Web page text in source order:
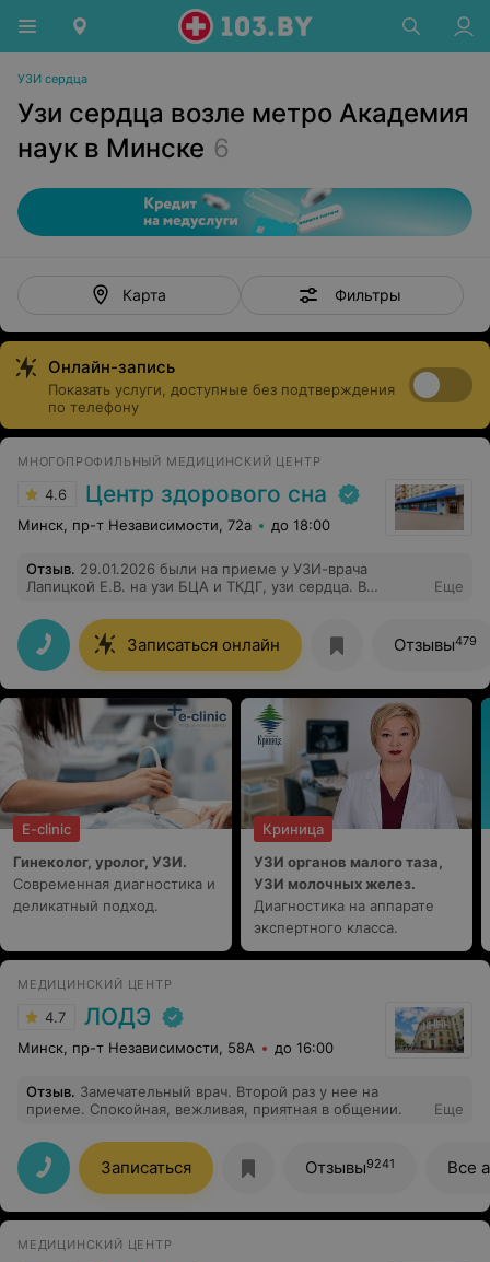
УЗИ сердца
Узи сердца возле метро Академия
наук в Минске 6
Карта Фильтры
Онлайн-запись
Показать услуги, доступные без подтверждения
по телефону
МНОГОПРОФИЛЬНЫЙ МЕДИЦИНСКИЙ ЦЕНТР
4.6 Центр здорового сна
Минск, пр-т Независимости, 72а до 18:00
Отзыв. 29.01.2026 были на приеме у УЗИ-врача
Лапицкой Е.В. на узи БЦА и ТКДГ, узи сердца. В
результат требующий незамедлительной помощи.
Елена Владимировна в срочном порядке подготовила
все документы для госпитализации и вызвала скорую
для перевозки. Спасибо, что вы настоящий доктор и
делаете свою работу качественно и скрупулёзно!
Еще
Записаться онлайн Отзывы479
E-clinic
Гинеколог, уролог, УЗИ.
Современная диагностика и
деликатный подход.
Криница
УЗИ органов малого таза,
УЗИ молочных желез.
Диагностика на аппарате
экспертного класса.
МЕДИЦИНСКИЙ ЦЕНТР
4.7 ЛОДЭ
Минск, пр-т Независимости, 58А до 16:00
Отзыв. Замечательный врач. Второй раз у нее на
приеме. Спокойная, вежливая, приятная в общении.
Еще
Записаться Отзывы9241 Все
МЕДИЦИНСКИЙ ЦЕНТР